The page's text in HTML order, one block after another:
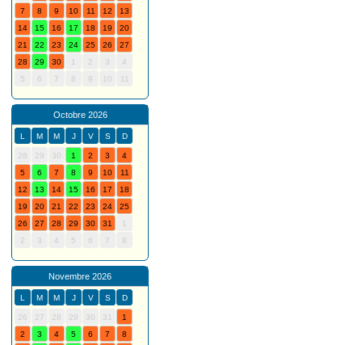
7 8 9 10 11 12
13
14
15 16 17 18 19
20
21
22 23 24 25 26
27
28
29 30 1 2 3
4
5
6 7 8 9 10 11
Octobre 2026
L M M J V S D
28 29 30 1 2 3
4
5
6 7 8 9 10
11
12
13 14 15 16 17
18
19
20 21 22 23 24
25
26
27 28 29 30 31
1
2
3 4 5 6 7 8
Novembre 2026
L M M J V S D
26 27 28 29 30 31
1
2
3 4 5 6 7
8